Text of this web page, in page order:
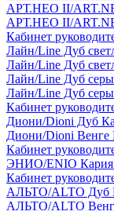
АРТ.НЕО II/
АРТ.НЕО II/
Кабинет
Лайн/Line Дуб
Лайн/Line Дуб
Лайн/Line Дуб
Лайн/Line Дуб
Кабинет
Диони/Dioni Дуб
Диони/Dioni Венге
Кабинет
ЭНИО/ENIO Кария
Кабинет
АЛЬТО/ALTO Дуб
АЛЬТО/ALTO